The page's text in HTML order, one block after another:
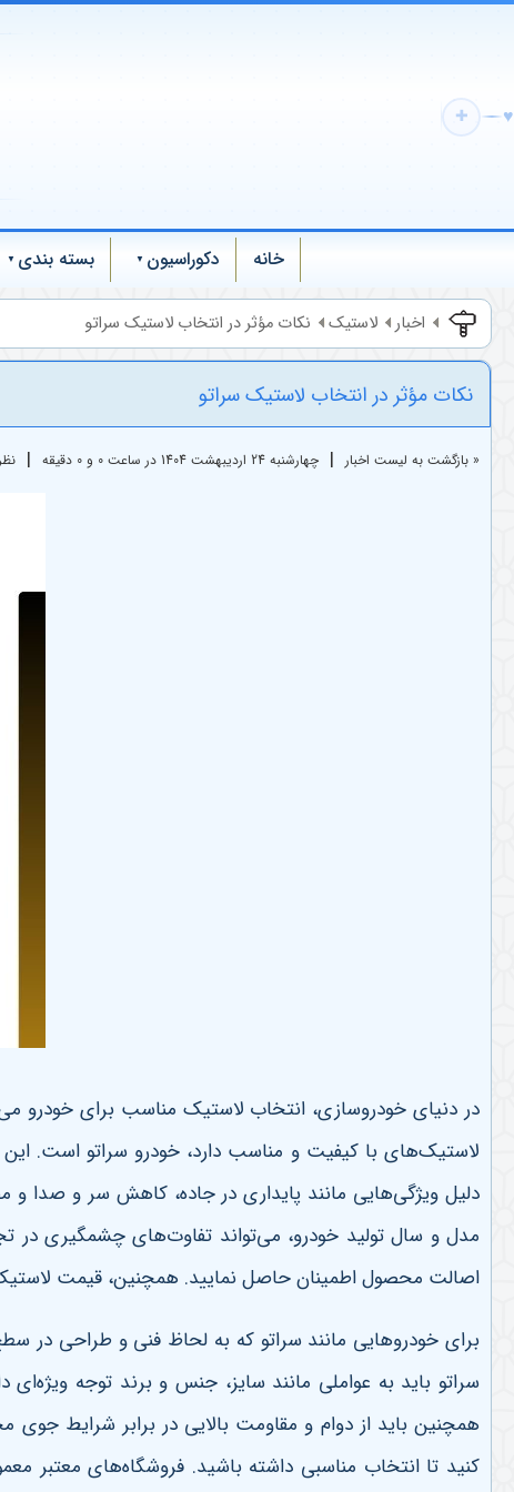
♥
✚
خانه دکوراسیون بسته بندی
اخبار لاستیک نکات مؤثر در انتخاب لاستیک سراتو
نکات مؤثر در انتخاب لاستیک سراتو
« بازگشت به لیست اخبار | چهارشنبه 24 ارديبهشت 1404 در ساعت 0 و 0 دقیقه |
در دنیای خودروسازی، انتخاب لاستیک مناسب برای خودرو
لاستیک‌های با کیفیت و مناسب دارد، خودرو سراتو است.
دلیل ویژگی‌هایی مانند پایداری در جاده، کاهش سر و صدا
مدل و سال تولید خودرو، می‌تواند تفاوت‌های چشمگیری در
اصالت محصول اطمینان حاصل نمایید. همچنین، قیمت لاستیک
برای خودروهایی مانند سراتو که به لحاظ فنی و طراحی در
سراتو باید به عواملی مانند سایز، جنس و برند توجه
همچنین باید از دوام و مقاومت بالایی در برابر شرایط
کنید تا انتخاب مناسبی داشته باشید. فروشگاه‌های معتبر